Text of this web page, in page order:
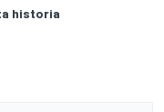
historia